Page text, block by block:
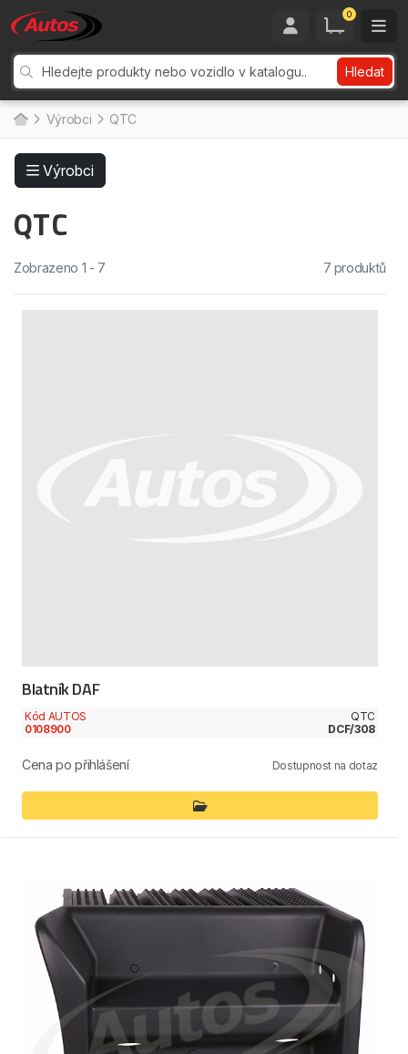
0
Hledat
Výrobci QTC
Výrobci
QTC
Zobrazeno 1 - 7 7 produktů
Blatník DAF
Kód AUTOS
0108900
QTC
DCF/308
Cena po přihlášení Dostupnost na dotaz